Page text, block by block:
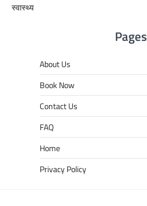
स्वास्थ्य
Pages
About Us
Book Now
Contact Us
FAQ
Home
Privacy Policy